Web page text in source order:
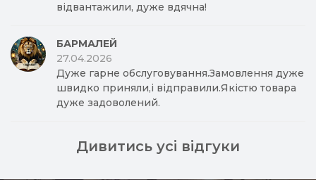
відвантажили, дуже вдячна!
БАРМАЛЕЙ
27.04.2026
Дуже гарне обслуговування.Замовлення дуже
швидко приняли,і відправили.Якістю товара
дуже задоволений.
Дивитись усі відгуки